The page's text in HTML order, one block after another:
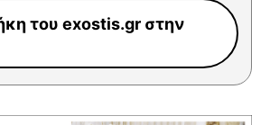
του exostis.gr στην